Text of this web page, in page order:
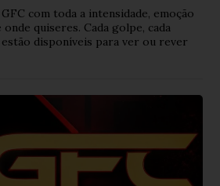
com toda a intensidade, emoção
onde quiseres. Cada golpe, cada
disponíveis para ver ou rever